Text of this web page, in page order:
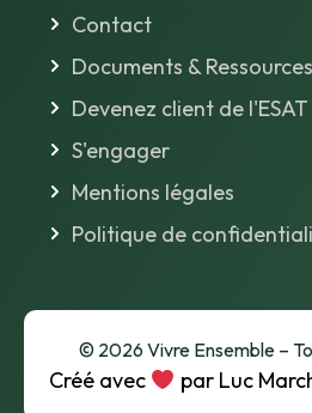
Contact
Documents & Ressources
Devenez client de l'ESAT
S'engager
Mentions légales
Politique de
© 2026 Vivre Ensemble –
Créé avec par Luc